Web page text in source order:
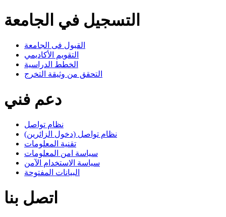
التسجيل في الجامعة
القبول فى الجامعة
التقويم الأكاديمي
الخطط الدراسية
التحقق من وثيقة التخرج
دعم فني
نظام تواصل
نظام تواصل (دخول الزائرين)
تقنية المعلومات
سياسة امن المعلومات
سياسة الاستخدام الآمن
البيانات المفتوحة
اتصل بنا